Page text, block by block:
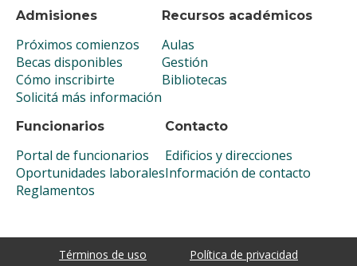
Admisiones
Próximos comienzos
Becas disponibles
Cómo inscribirte
Solicitá más información
Recursos académicos
Aulas
Gestión
Bibliotecas
Funcionarios
Portal de funcionarios
Oportunidades laborales
Reglamentos
Contacto
Edificios y direcciones
Información de contacto
Términos de uso Política de privacidad